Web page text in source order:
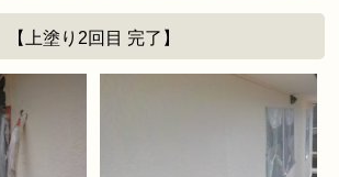
【上塗り2回目 完了】